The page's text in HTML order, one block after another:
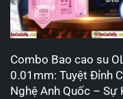
Combo Bao cao su
0.01mm: Tuyệt Đỉnh
Nghệ Anh Quốc – Sự